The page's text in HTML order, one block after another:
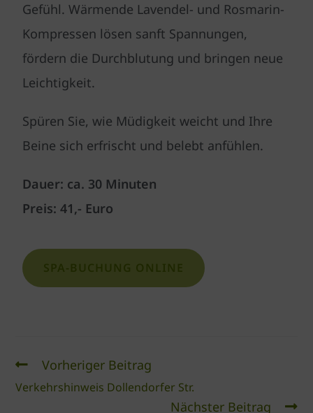
Gefühl. Wärmende Lavendel- und Rosmarin-
Kompressen lösen sanft Spannungen,
fördern die Durchblutung und bringen neue
Leichtigkeit.
Spüren Sie, wie Müdigkeit weicht und Ihre
Beine sich erfrischt und belebt anfühlen.
Dauer: ca. 30 Minuten
Preis: 41,- Euro
SPA-BUCHUNG ONLINE
Vorheriger Beitrag
Verkehrshinweis Dollendorfer Str.
Nächster Beitrag